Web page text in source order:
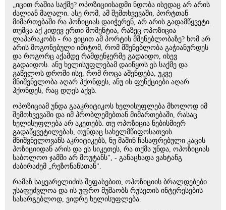
„იცით რაშია საქმე? ოპოზიციისადმი ნდობა ისედაც არ არის
ძალიან მაღალი. ასე რომ, ამ შემთხვევაში, პორტთან
მიმართებაში რა პოზიციას დაიჭერენ, არ არის გადამწყვეტი.
თუმცა აქ კიდევ ერთი მომენტია, რაზეც ოპოზიცია
ლაპარაკობს - რა ვიცით ამ პორტის მშენებლობაზე? ხომ არ
არის მოგონებული იმიტომ, რომ მშენებლობა გაჭიანურდეს
და როგორც აქამდე რამდენჯერმე გადაიდო, ისევ
გადაიდოს. ანუ ხელისუფლებამ დაიწყოს ეს საქმე და
გაწელოს დროში ისე, რომ როცა აშენდება, უკვე
მნიშვნელობა აღარ ჰქონდეს, ანუ ის ფუნქციები აღარ
ჰქონდეს, რაც დღეს აქვს.
ოპოზიციამ უნდა გააკრიტიკოს ხელისუფლება მხოლოდ იმ
შემთხვევაში და იმ პრობლემებთან მიმართებაში, რასაც
ხელისუფლება არ აკეთებს. თუ ოპოზიცია ნებისმიერ
გადაწყვეტილებას, თუნდაც სახელმწიფოსათვის
მნიშვნელოვანს აკრიტიკებს, ნუ მაშინ ჩასაფრებული კაცის
პოზიციიდან არის და ეს სიკეთეს, რა თქმა უნდა, ოპოზიციას
საბოლოო ჯამში არ მოუტანს", - განაცხადა ვახტანგ
ძაბირაძემ „რეზონანსთან".
რამაზ საყვარელიძის შეფასებით, ოპოზიციის ბრალდებები
უსაფუძვლოა და ის უფრო მუშაობს რუსეთის ინტერესების
სასარგებლოდ, ვიდრე ხელისუფლება.